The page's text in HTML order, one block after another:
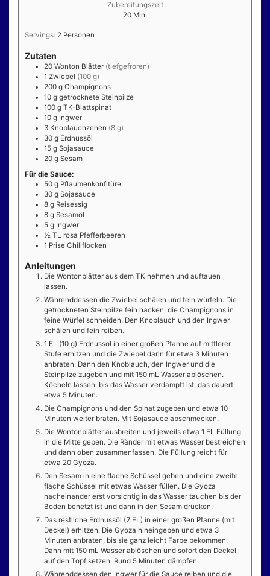
Zubereitungszeit
20Minuten
Min.
Servings: 2 Personen
Zutaten
20 Wonton Blätter (tiefgefroren)
1 Zwiebel (100 g)
200 g Champignons
10 g getrocknete Steinpilze
100 g TK-Blattspinat
10 g Ingwer
3 Knoblauchzehen (8 g)
30 g Erdnussöl
15 g Sojasauce
20 g Sesam
Für die Sauce:
50 g Pflaumenkonfitüre
30 g Sojasauce
8 g Reisessig
8 g Sesamöl
5 g Ingwer
½ TL
rosa Pfefferbeeren
1 Prise Chiliflocken
Anleitungen
Die Wontonblätter aus dem TK nehmen und auftauen
lassen.
Währenddessen die Zwiebel schälen und fein würfeln. Die
getrockneten Steinpilze fein hacken, die Champignons in
feine Würfel schneiden. Den Knoblauch und den Ingwer
schälen und fein reiben.
1 EL (10 g) Erdnussöl in einer großen Pfanne auf mittlerer
Stufe erhitzen und die Zwiebel darin für etwa 3 Minuten
anbraten. Dann den Knoblauch, den Ingwer und die
Steinpilze zugeben und mit 150 mL Wasser ablöschen.
Köcheln lassen, bis das Wasser verdampft ist, das dauert
etwa 5 Minuten.
Die Champignons und den Spinat zugeben und etwa 10
Minuten weiter braten. Mit Sojasauce abschmecken.
Die Wontonblätter ausbreiten und jeweils etwa 1 EL Füllung
in die Mitte geben. Die Ränder mit etwas Wasser bestreichen
und dann oben zusammenfassen. Die Füllung reicht für
etwa 20 Gyoza.
Den Sesam in eine flache Schüssel geben und eine zweite
flache Schüssel mit etwas Wasser füllen. Die Gyoza
nacheinander erst vorsichtig in das Wasser tauchen bis der
Boden benetzt ist und dann in den Sesam drücken.
Das restliche Erdnussöl (2 EL) in einer großen Pfanne (mit
Deckel) erhitzen. Die Gyoza hineingeben und etwa 3
Minuten anbraten, bis sie ganz leicht Farbe bekommen.
Dann mit 150 mL Wasser ablöschen und sofort den Deckel
auf den Topf setzen. Rund 5 Minuten dämpfen.